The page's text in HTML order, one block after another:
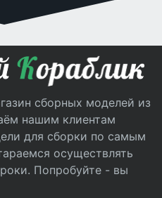
сборных моделей из
нашим клиентам
для сборки по самым
осуществлять
Попробуйте - вы